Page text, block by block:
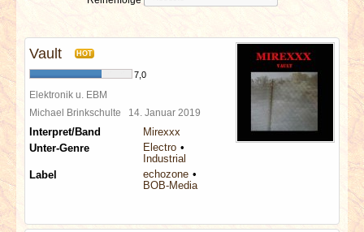
SPECIALS
REDAKTION
LINKS
Vault HOT
7,0
Elektronik u. EBM
Michael Brinkschulte 14. Januar 2019
Interpret/Band
Mirexxx
Unter-Genre
Electro
Industrial
Label
echozone
BOB-Media